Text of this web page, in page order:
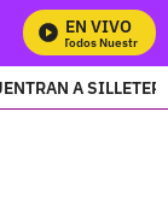
EN VIVO
Mira Todos Nuestros
A